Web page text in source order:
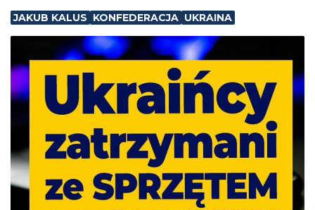
JAKUB KALUS KONFEDERACJA UKRAINA